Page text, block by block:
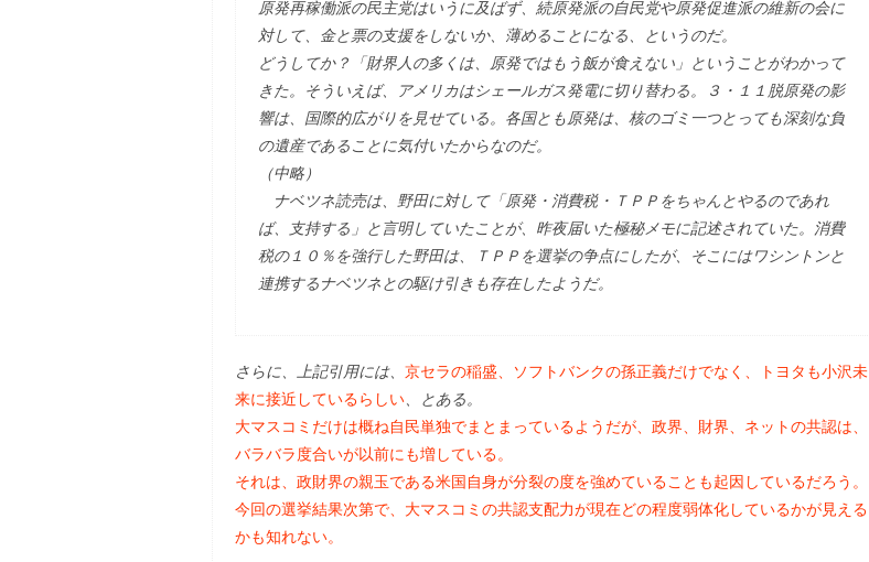
原発再稼働派の民主党はいうに及ばず、続原発派の自民党や原発促進派の維新の会に
対して、金と票の支援をしないか、薄めることになる、というのだ。
どうしてか？「財界人の多くは、原発ではもう飯が食えない」ということがわかって
きた。そういえば、アメリカはシェールガス発電に切り替わる。３・１１脱原発の影
響は、国際的広がりを見せている。各国とも原発は、核のゴミ一つとっても深刻な負
の遺産であることに気付いたからなのだ。
（中略）
ナベツネ読売は、野田に対して「原発・消費税・ＴＰＰをちゃんとやるのであれ
ば、支持する」と言明していたことが、昨夜届いた極秘メモに記述されていた。消費
税の１０％を強行した野田は、ＴＰＰを選挙の争点にしたが、そこにはワシントンと
連携するナベツネとの駆け引きも存在したようだ。
さらに、上記引用には、 京セラの稲盛、ソフトバンクの孫正義だけでなく、トヨタも小沢未
来に接近しているらしい 、とある。
大マスコミだけは概ね自民単独でまとまっているようだが、政界、財界、ネットの共認は、
バラバラ度合いが以前にも増している。
それは、政財界の親玉である米国自身が分裂の度を強めていることも起因しているだろう。
今回の選挙結果次第で、大マスコミの共認支配力が現在どの程度弱体化しているかが見える
かも知れない。